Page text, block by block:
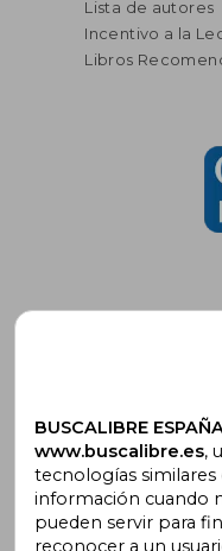
Lista de autores
Incentivo a la
Libros
Suscríbete
¿Necesitas ayuda?
BUSCALIBRE
www.buscalibre.es,
tecnologías
información cuando
pueden servir para
reconocer a un